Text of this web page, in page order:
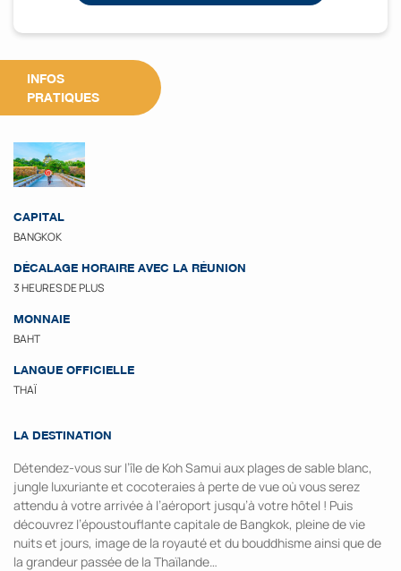
INFOS
PRATIQUES
CAPITAL
BANGKOK
DÉCALAGE HORAIRE AVEC LA RÉUNION
3 HEURES DE PLUS
MONNAIE
BAHT
LANGUE OFFICIELLE
THAÏ
LA DESTINATION
Détendez-vous sur l’île de Koh Samui aux plages de sable blanc,
jungle luxuriante et cocoteraies à perte de vue où vous serez
attendu à votre arrivée à l’aéroport jusqu’à votre hôtel ! Puis
découvrez l’époustouflante capitale de Bangkok, pleine de vie
nuits et jours, image de la royauté et du bouddhisme ainsi que de
la grandeur passée de la Thaïlande…